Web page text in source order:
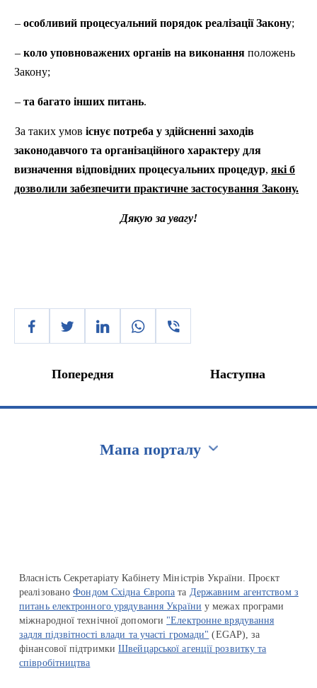
– особливий процесуальний порядок реалізації Закону;
– коло уповноважених органів на виконання положень
Закону;
– та багато інших питань.
За таких умов існує потреба у здійсненні заходів
законодавчого та організаційного характеру для
визначення відповідних процесуальних процедур, які б
дозволили забезпечити практичне застосування Закону.
Дякую за увагу!
Попередня Наступна
Мапа порталу
Власність Секретаріату Кабінету Міністрів України. Проєкт
реалізованоФондом Східна Європа та Державним агентством з
питань електронного урядування України у межах програми
міжнародної технічної допомоги "Електронне врядування
задля підзвітності влади та участі громади" (EGAP), за
фінансової підтримкиШвейцарської агенції розвитку та
співробітництва